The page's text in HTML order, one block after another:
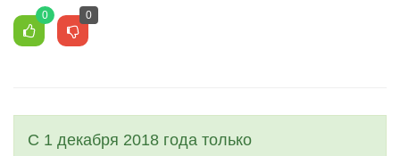
0 0
С 1 декабря 2018 года только